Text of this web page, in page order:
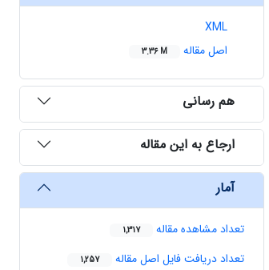
XML
اصل مقاله
3.36 M
هم رسانی
ارجاع به این مقاله
آمار
تعداد مشاهده مقاله 1,317
تعداد دریافت فایل اصل مقاله 1,257